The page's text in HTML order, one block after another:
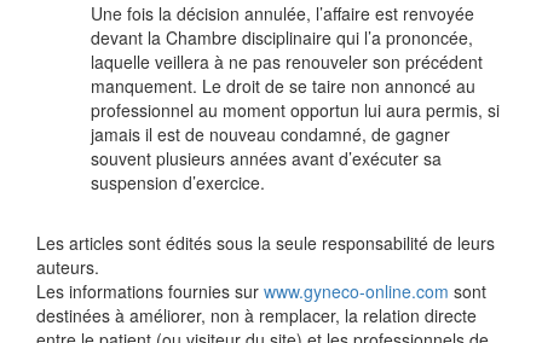
Une fois la décision annulée, l’affaire est renvoyée
devant la Chambre disciplinaire qui l’a prononcée,
laquelle veillera à ne pas renouveler son précédent
manquement. Le droit de se taire non annoncé au
professionnel au moment opportun lui aura permis, si
jamais il est de nouveau condamné, de gagner
souvent plusieurs années avant d’exécuter sa
suspension d’exercice.
Les articles sont édités sous la seule responsabilité de leurs
auteurs.
Les informations fournies sur www.gyneco-online.com sont
destinées à améliorer, non à remplacer, la relation directe